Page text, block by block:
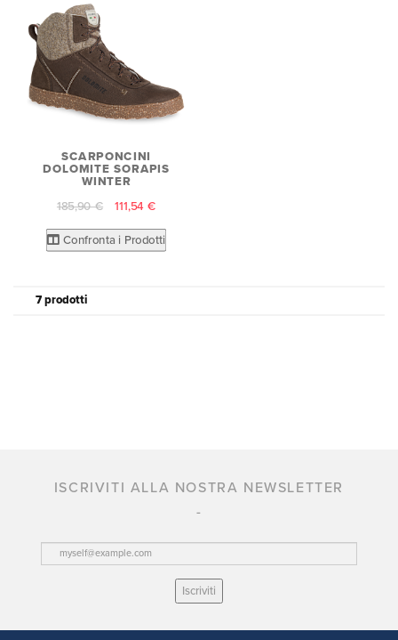
SCARPONCINI
DOLOMITE SORAPIS
WINTER
185,90 € 111,54 €
Confronta i Prodotti
7 prodotti
ISCRIVITI ALLA NOSTRA NEWSLETTER
Iscriviti